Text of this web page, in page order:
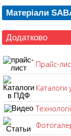
Матеріали
Додатково
Прайс-
Каталоги
Технології